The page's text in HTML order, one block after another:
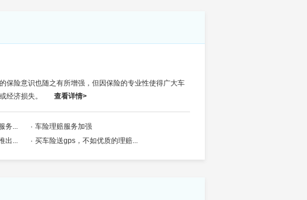
保险意识也随之有所增强，但因保险的专业性使得广大车
经济损失。
查看详情>
务...
车险理赔服务加强
出... 买车险送gps，不如优质的理赔...